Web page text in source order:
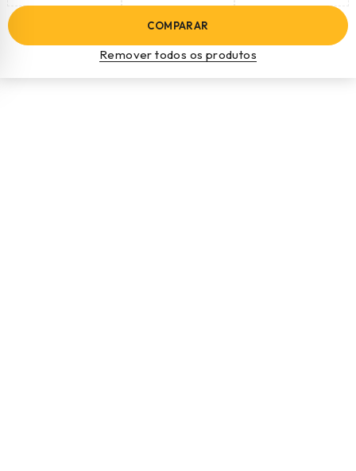
COMPARAR
Remover todos os produtos